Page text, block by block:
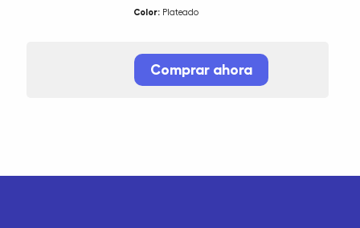
Color: Plateado
Comprar ahora